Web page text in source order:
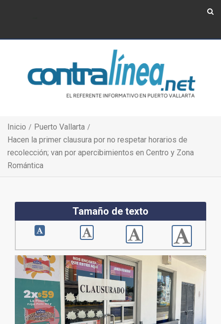
Inicio
Puerto Vallarta
Hacen la primer clausura por no respetar horarios de
recolección; van por apercibimientos en Centro y Zona
Romántica
Tamaño de texto